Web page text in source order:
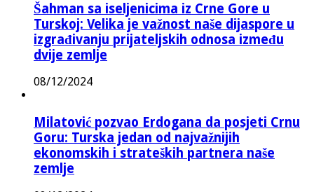
Šahman sa iseljenicima iz Crne Gore u
Turskoj: Velika je važnost naše dijaspore u
izgrađivanju prijateljskih odnosa između
dvije zemlje
08/12/2024
Milatović pozvao Erdogana da posjeti Crnu
Goru: Turska jedan od najvažnijih
ekonomskih i strateških partnera naše
zemlje